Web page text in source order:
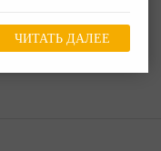
ЧИТАТЬ ДАЛЕЕ